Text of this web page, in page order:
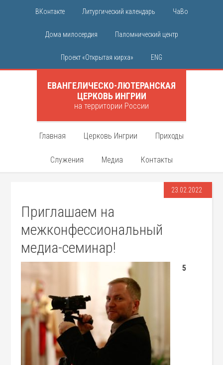
ВКонтакте Литургический календарь ЧаВо
Дома милосердия Паломнический центр
Проект «Открытая кирха» ENG
ЕВАНГЕЛИЧЕСКО-ЛЮТЕРАНСКАЯ
ЦЕРКОВЬ ИНГРИИ
на территории России
Главная Церковь Ингрии Приходы
Служения Медиа Контакты
23.02.2022
Приглашаем на
межконфессиональный
медиа-семинар!
5